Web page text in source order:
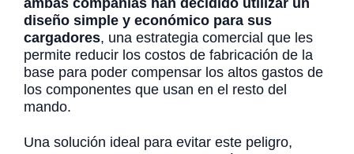
ambas compañías han decidido utilizar un
diseño simple y económico para sus
cargadores, una estrategia comercial que les
permite reducir los costos de fabricación de la
base para poder compensar los altos gastos de
los componentes que usan en el resto del
mando.
Una solución ideal para evitar este peligro,